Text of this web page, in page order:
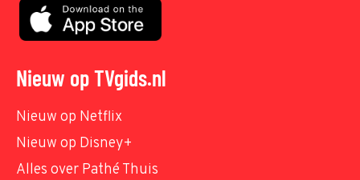
Nieuw op TVgids.nl
Nieuw op Netflix
Nieuw op Disney+
Alles over Pathé Thuis